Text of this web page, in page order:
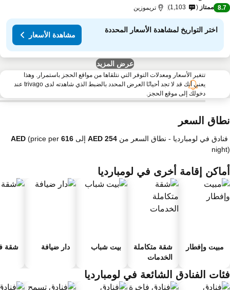
8.7 ممتاز 1,103 تريموزين
اختر التواريخ لمشاهدة الأسعار المحددة
مشاهدة الأسعار
عرض المزيد
تتغير الأسعار ومعدلات التوفر التي نتلقاها من مواقع الحجز باستمرار. وهذا
يعني أنك قد لا تجد أحيانًا العرض المحدد بالضبط الذي شاهدته لدى trivago عند
دخولك إلى موقع الحجز.
السعر
في لومبارديا - نطاق السعرمن إلى
(price per
إقامة أخرى في لومبارديا
مبيت وإفطار
شقة متكاملة
الخدمات
بيت شباب دار ضيافة شقة
الفنادق الشائعة في لومبارديا